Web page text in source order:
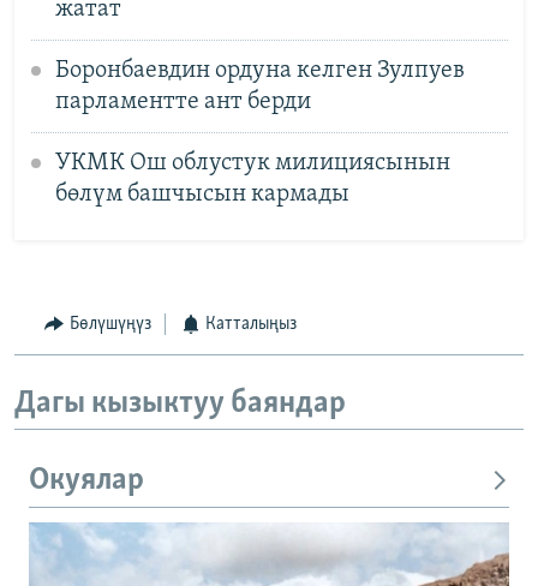
жатат
Боронбаевдин ордуна келген Зулпуев
парламентте ант берди
УКМК Ош облустук милициясынын
бөлүм башчысын кармады
Бөлүшүңүз Катталыңыз
Дагы кызыктуу баяндар
Окуялар